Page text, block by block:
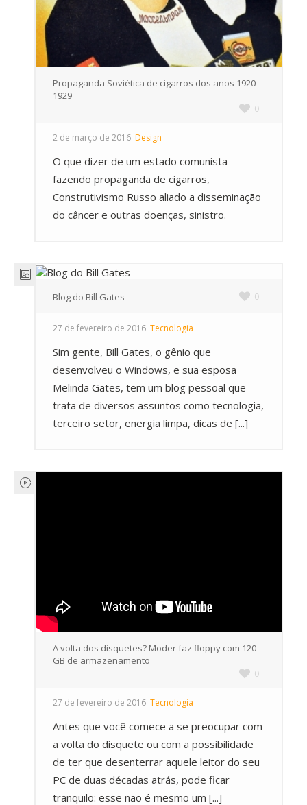
Propaganda Soviética de cigarros dos anos 1920-
1929
0
2 de março de 2016 Design
O que dizer de um estado comunista
fazendo propaganda de cigarros,
Construtivismo Russo aliado a disseminação
do câncer e outras doenças, sinistro.
Blog do Bill Gates 0
27 de fevereiro de 2016 Tecnologia
Sim gente, Bill Gates, o gênio que
desenvolveu o Windows, e sua esposa
Melinda Gates, tem um blog pessoal que
trata de diversos assuntos como tecnologia,
terceiro setor, energia limpa, dicas de [...]
A volta dos disquetes? Moder faz floppy com 120
GB de armazenamento
0
27 de fevereiro de 2016 Tecnologia
Antes que você comece a se preocupar com
a volta do disquete ou com a possibilidade
de ter que desenterrar aquele leitor do seu
PC de duas décadas atrás, pode ficar
tranquilo: esse não é mesmo um [...]